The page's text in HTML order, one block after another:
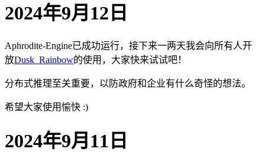
2024年9月12日
Aphrodite-Engine已成功运行，接下来一两天我会向所有人开
放Dusk_Rainbow的使用，大家快来试试吧！
分布式推理至关重要，以防政府和企业有什么奇怪的想法。
希望大家使用愉快 :)
2024年9月11日